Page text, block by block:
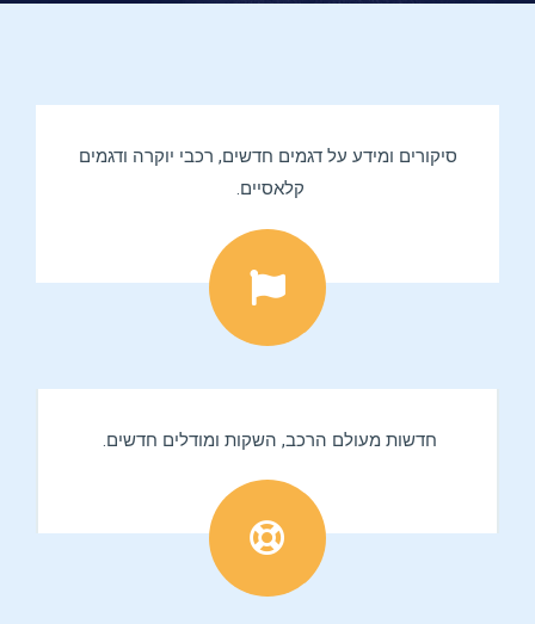
סיקורים ומידע על דגמים חדשים, רכבי יוקרה ודגמים
קלאסיים.
חדשות מעולם הרכב, השקות ומודלים חדשים.